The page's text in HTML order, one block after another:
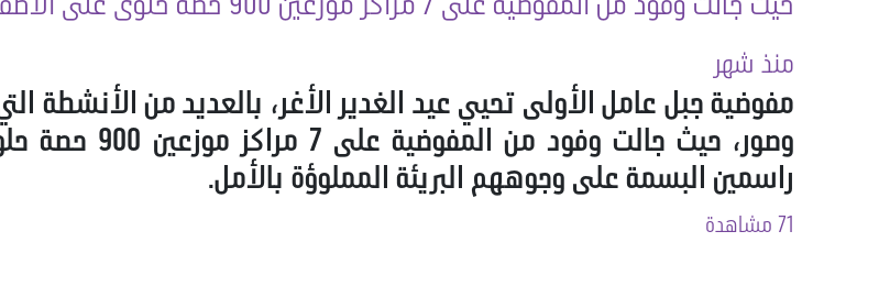
حيث جالت وفود من المفوضية على 7 مراكز موزعين 900 حصة حلوى على الأطفال
منذ شهر
مفوضية جبل عامل الأولى تحيي عيد الغدير الأغر، بالعديد من الأنشطة
وصور، حيث
راسمين البسمة على وجوههم البريئة المملوؤة بالأمل.
71 مشاهدة